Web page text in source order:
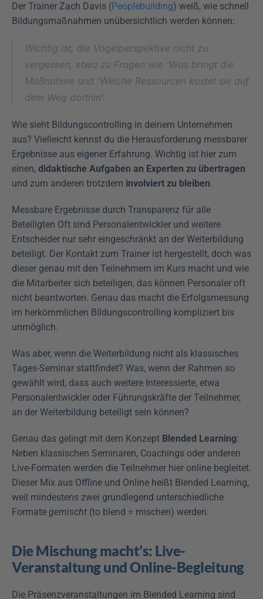
Der Trainer Zach Davis (Peoplebuilding) weiß, wie schnell
Bildungsmaßnahmen unübersichtlich werden können:
Wichtig ist, die Vogelperspektive nicht zu
vergessen, etwa zu Fragen wie ‘Was bringt die
Maßnahme und ‘Welche Ressourcen kostet sie auf
dem Weg dorthin’.
Wie sieht Bildungscontrolling in deinem Unternehmen
aus? Vielleicht kennst du die Herausforderung messbarer
Ergebnisse aus eigener Erfahrung. Wichtig ist hier zum
einen, didaktische Aufgaben an Experten zu übertragen
und zum anderen trotzdem involviert zu bleiben.
Messbare Ergebnisse durch Transparenz für alle
Beteiligten Oft sind Personalentwickler und weitere
Entscheider nur sehr eingeschränkt an der Weiterbildung
beteiligt. Der Kontakt zum Trainer ist hergestellt, doch was
dieser genau mit den Teilnehmern im Kurs macht und wie
die Mitarbeiter sich beteiligen, das können Personaler oft
nicht beantworten. Genau das macht die Erfolgsmessung
im herkömmlichen Bildungscontrolling kompliziert bis
unmöglich.
Was aber, wenn die Weiterbildung nicht als klassisches
Tages-Seminar stattfindet? Was, wenn der Rahmen so
gewählt wird, dass auch weitere Interessierte, etwa
Personalentwickler oder Führungskräfte der Teilnehmer,
an der Weiterbildung beteiligt sein können?
Genau das gelingt mit dem Konzept Blended Learning:
Neben klassischen Seminaren, Coachings oder anderen
Live-Formaten werden die Teilnehmer hier online begleitet.
Dieser Mix aus Offline und Online heißt Blended Learning,
weil mindestens zwei grundlegend unterschiedliche
Formate gemischt (to blend = mischen) werden.
Die Mischung macht’s: Live-
Veranstaltung und Online-Begleitung
Die Präsenzveranstaltungen im Blended Learning sind